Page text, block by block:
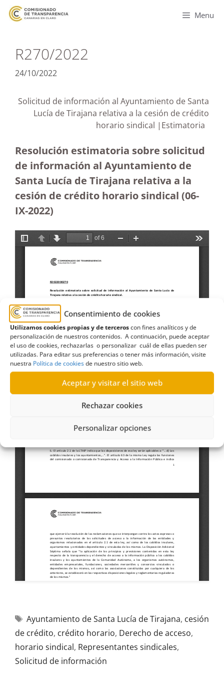
Consentimiento de cookies
Utilizamos cookies propias y de terceroscon fines analíticos y de
personalización de nuestros contenidos. A continuación, puede aceptar
el uso de cookies, rechazarlas o personalizar cuál de ellas pueden ser
utilizadas. Para editar sus preferencias o tener más información, visite
nuestra Política de cookiesde nuestro sitio web.
Aceptar y visitar el sitio web
Rechazar cookies
Personalizar opciones
Menu
R270/2022
24/10/2022
Solicitud de información al Ayuntamiento de Santa
Lucía de Tirajana relativa a la cesión de crédito
horario sindical |Estimatoria
Resolución estimatoria sobre solicitud
de información al Ayuntamiento de
Santa Lucía de Tirajana relativa a la
cesión de crédito horario sindical (06-
IX-2022)
Ayuntamiento de Santa Lucía de Tirajana, cesión
de crédito, crédito horario, Derecho de acceso,
horario sindical, Representantes sindicales,
Solicitud de información